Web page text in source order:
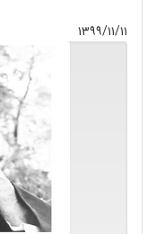
۱۳۹۹/۱۱/۱۱